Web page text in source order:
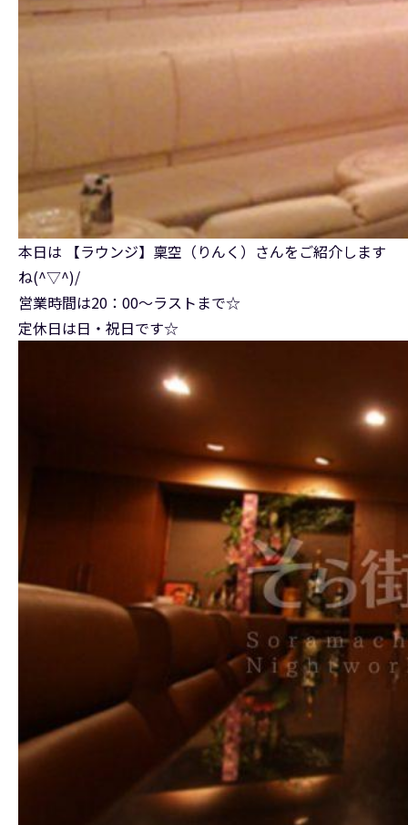
本日は 【ラウンジ】稟空（りんく）さんをご紹介します
ね(^▽^)/
営業時間は20：00～ラストまで☆
定休日は日・祝日です☆